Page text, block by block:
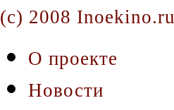
(c) 2008 Inoekino.ru
О проекте
Новости